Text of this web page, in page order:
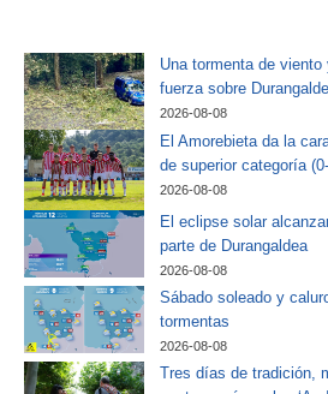
Una tormenta de
fuerza sobre
2026-08-08
El Amorebieta da la
de superior categoría
2026-08-08
El eclipse solar
parte de Durangaldea
2026-08-08
Sábado soleado y
tormentas
2026-08-08
Tres días de tradición,